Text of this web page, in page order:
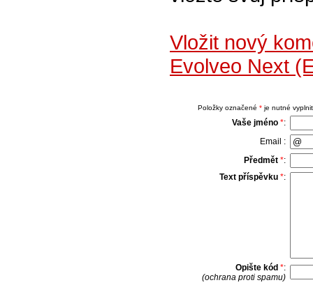
Vložit nový
Evolveo Next
Položky označené *je nutné
Vaše jméno *:
Email :
Předmět *:
Text příspěvku *:
Opište kód *:
(ochrana proti spamu)